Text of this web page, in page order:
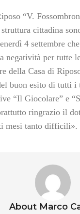
“V.
cittadina
4 settembre
per tutte
della Casa di
buon esito di tutti
“Il Giocolare” e
ringrazio il
mesi tanto difficili».
About Marco